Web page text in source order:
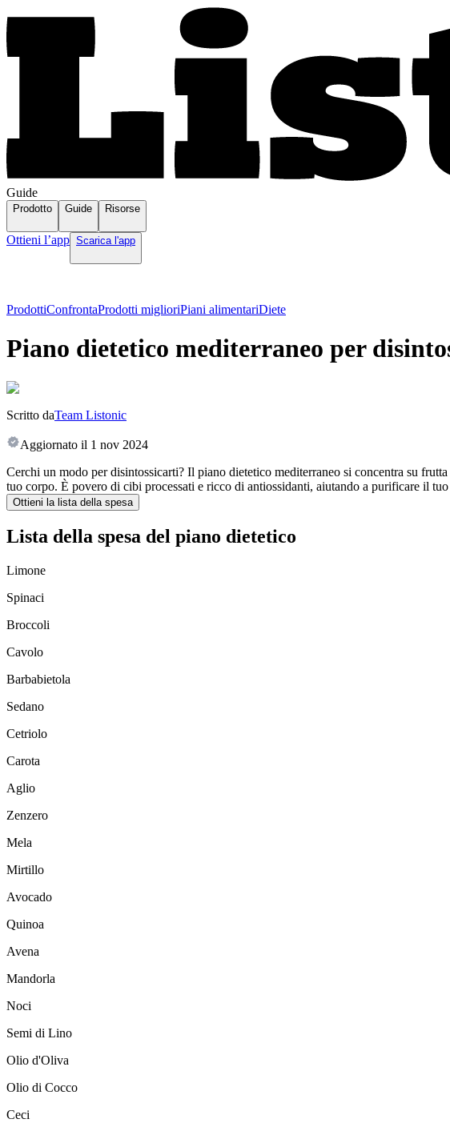
Guide
Prodotto Guide Risorse
Ottieni l’app Scarica l'app
ProdottiConfrontaProdotti miglioriPiani alimentariDiete
Piano dietetico mediterraneo per
Scritto daTeam Listonic
Aggiornato il 1 nov 2024
Cerchi un modo per disintossicarti? Il piano dietetico mediterraneo si concentra su
tuo corpo. È povero di cibi processati e ricco di antiossidanti, aiutando a purificare il
Ottieni la lista della spesa
Lista della spesa del piano dietetico
Limone
Spinaci
Broccoli
Cavolo
Barbabietola
Sedano
Cetriolo
Carota
Aglio
Zenzero
Mela
Mirtillo
Avocado
Quinoa
Avena
Mandorla
Noci
Semi di Lino
Olio d'Oliva
Olio di Cocco
Ceci